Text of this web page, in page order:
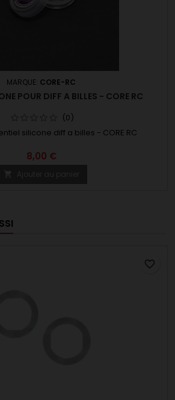
MARQUE: CORE-RC
POUR DIFF A BILLES - CORE RC
(0)
silicone diff a billes - CORE RC
8,00 €
favorite_border